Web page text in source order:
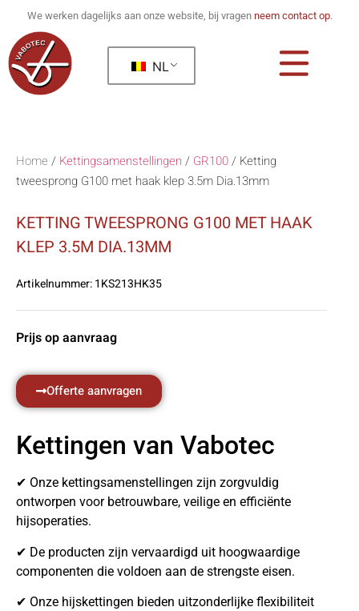
We werken dagelijks aan onze website, bij vragen neem contact op.
NL
Home / Kettingsamenstellingen / GR100/ Ketting
tweesprong G100 met haak klep 3.5m Dia.13mm
KETTING TWEESPRONG G100 MET HAAK
KLEP 3.5M DIA.13MM
Artikelnummer:1KS213HK35
Prijs op aanvraag
Offerte aanvragen
Kettingen van Vabotec
✔ Onze kettingsamenstellingen zijn zorgvuldig
ontworpen voor betrouwbare, veilige en efficiënte
hijsoperaties.
✔ De producten zijn vervaardigd uit hoogwaardige
componenten die voldoen aan de strengste eisen.
✔ Onze hijskettingen bieden uitzonderlijke flexibiliteit